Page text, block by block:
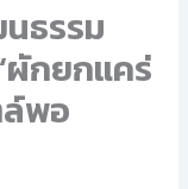
ธรรม
ผักยกแคร่
พอ